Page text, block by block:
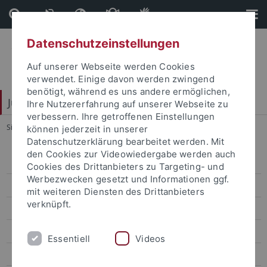
Direkt
zum
Inhalt
Direkt
zur
Fußleiste
Juristische Fakultät
Sie sind hier: Startseite ... Auslandsstudium in Aix-en-Provence
Legum Magister (LL.M.)
ERASMUS
Auslandsstudium in Aix-en-Provence
Was Sie erwarten wird ...
Datenschutzeinstellungen
Auf unserer Webseite werden Cookies
verwendet. Einige davon werden zwingend
benötigt, während es uns andere ermöglichen,
Ihre Nutzererfahrung auf unserer Webseite zu
verbessern. Ihre getroffenen Einstellungen
können jederzeit in unserer
Datenschutzerklärung bearbeitet werden. Mit
den Cookies zur Videowiedergabe werden auch
Cookies des Drittanbieters zu Targeting- und
Werbezwecken gesetzt und Informationen ggf.
mit weiteren Diensten des Drittanbieters
verknüpft.
Essentiell Videos